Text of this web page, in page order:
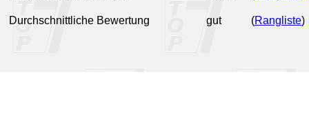
Durchschnittliche Bewertung gut (Rangliste)